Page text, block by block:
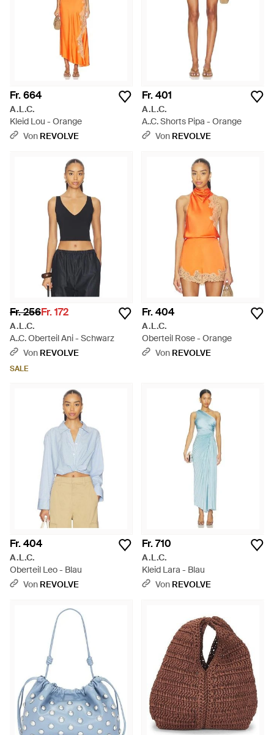
Fr. 664
A.L.C.
Kleid Lou - Orange
Von REVOLVE
Fr. 401
A.L.C.
A..C. Shorts Pipa - Orange
Von REVOLVE
Fr. 256Fr. 172
A.L.C.
A..C. Oberteil Ani - Schwarz
Von REVOLVE
SALE
Fr. 404
A.L.C.
Oberteil Rose - Orange
Von REVOLVE
Fr. 404
A.L.C.
Oberteil Leo - Blau
Von REVOLVE
Fr. 710
A.L.C.
Kleid Lara - Blau
Von REVOLVE